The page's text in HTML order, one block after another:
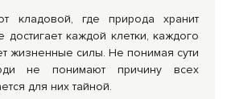
кладовой, где природа хранит
достигает каждой клетки, каждого
жизненные силы. Не понимая сути
не понимают причину всех
для них тайной.